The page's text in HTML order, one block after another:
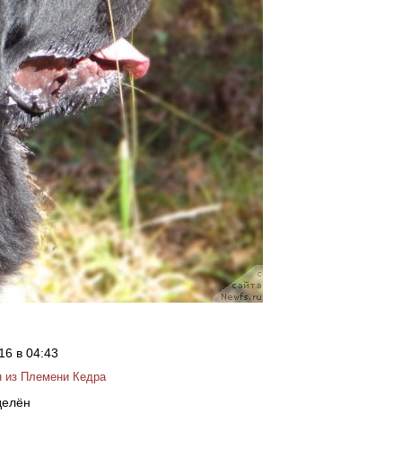
в 04:43
из Племени Кедра